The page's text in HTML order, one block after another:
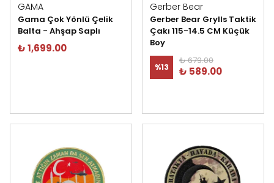
GAMA
Gama Çok Yönlü Çelik
Balta - Ahşap Saplı
₺ 1,699.00
Gerber Bear
Gerber Bear Grylls Taktik
Çakı 115-14.5 CM Küçük
Boy
%13
₺ 679.00
₺ 589.00